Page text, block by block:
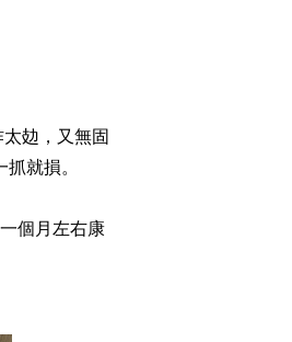
攰，又無固
就損。
個月左右康